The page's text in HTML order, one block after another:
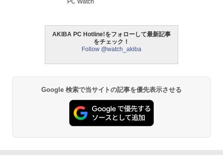
PC Watch
AKIBA PC Hotline!をフォローして最新記事
をチェック！
Follow @watch_akiba
Google 検索で当サイトの記事を優先表示させる